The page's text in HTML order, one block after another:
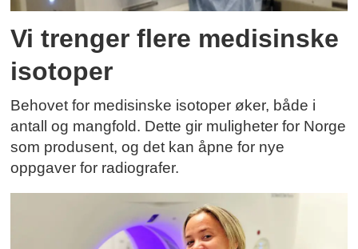
Vi trenger flere medisinske
isotoper
Behovet for medisinske isotoper øker, både i
antall og mangfold. Dette gir muligheter for Norge
som produsent, og det kan åpne for nye
oppgaver for radiografer.